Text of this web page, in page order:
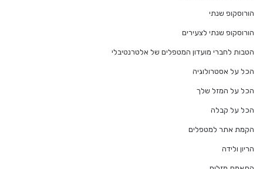
הורוסקופ שנתי
הורוסקופ שנתי לצעירים
הטבות לחברי מועדון המטפלים של אלטרנטיבלי
הכל על אסטרולוגיה
הכל על המזל שלך
הכל על קבלה
הקמת אתר למטפלים
הריון ולידה